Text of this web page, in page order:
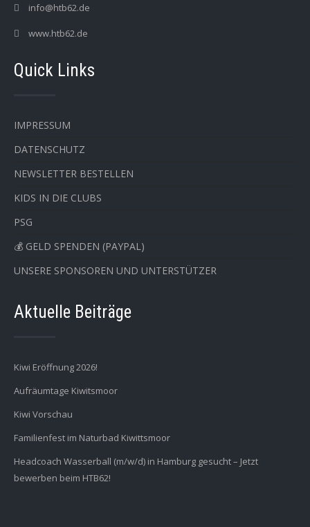
info@htb62.de
www.htb62.de
Quick Links
IMPRESSUM
DATENSCHUTZ
NEWSLETTER BESTELLEN
KIDS IN DIE CLUBS
PSG
💰 GELD SPENDEN (PAYPAL)
UNSERE SPONSOREN UND UNTERSTÜTZER
Aktuelle Beiträge
Kiwi Eröffnung 2026!
Aufräumtage Kiwitsmoor
Kiwi Vorschau
Familienfest im Naturbad Kiwittsmoor
Headcoach Wasserball (m/w/d) in Hamburg gesucht – Jetzt
bewerben beim HTB62!